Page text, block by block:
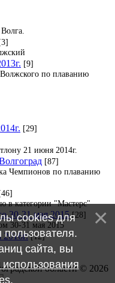
[9]
по плаванию
[29]
21 июня 2014г.
[87]
Чемпионов по плаванию
в категории "Мастерс"
30-31 мая 2015 [28]
30-31 мая 2015
[12]
области © 2026
cookies для
сайта, вы
.